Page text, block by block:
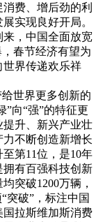
费、增后劲的利
实现良好开局。
，中国全面放宽
春节经济有望为
界传递欢乐祥
世界更多创新的
”向“强”的特征更
升、新兴产业壮
不断创造新增长
第11位，是10年
有百强科技创新
突破1200万辆，
突破”，标注中国
拉斯维加斯消费